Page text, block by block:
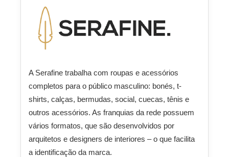
A Serafine trabalha com roupas e acessórios
completos para o público masculino: bonés, t-
shirts, calças, bermudas, social, cuecas, tênis e
outros acessórios. As franquias da rede possuem
vários formatos, que são desenvolvidos por
arquitetos e designers de interiores – o que facilita
a identificação da marca.